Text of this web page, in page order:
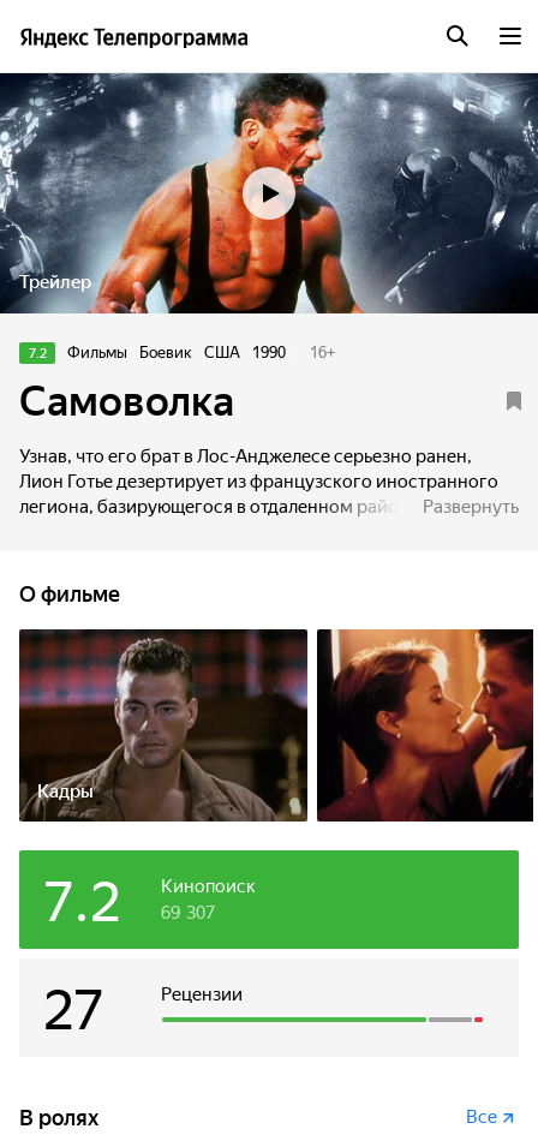
Трейлер
7.2 Фильмы Боевик США 1990 16+
Самоволка
Узнав, что его брат в Лос-Анджелесе серьезно ранен,
Лион Готье дезертирует из французского иностранного
легиона, базирующегося в отдаленном районе Северной
против своего желания становится участником
незаконных боев современных гладиаторов, дерущихся
голыми руками для развлечения богатых. Ему нужны
деньги, чтобы помочь семье своего брата.
Развернуть
О фильме
Кадры
Кинопоиск
7.2 69 307
Рецензии
27
В ролях Все